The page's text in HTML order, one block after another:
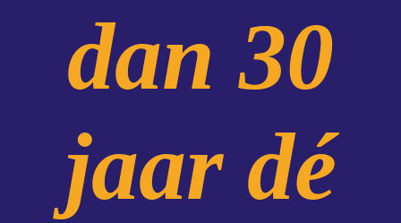
dan 30
jaar dé